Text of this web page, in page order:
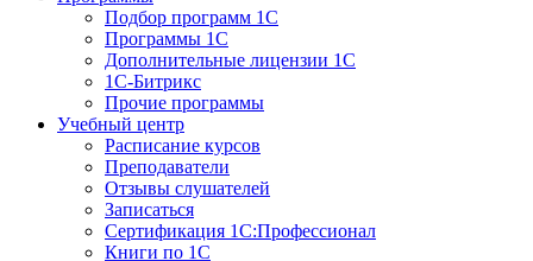
Подбор программ 1С
Программы 1С
Дополнительные лицензии 1С
1С-Битрикс
Прочие программы
Учебный центр
Расписание курсов
Преподаватели
Отзывы слушателей
Записаться
Сертификация 1С:Профессионал
Книги по 1С